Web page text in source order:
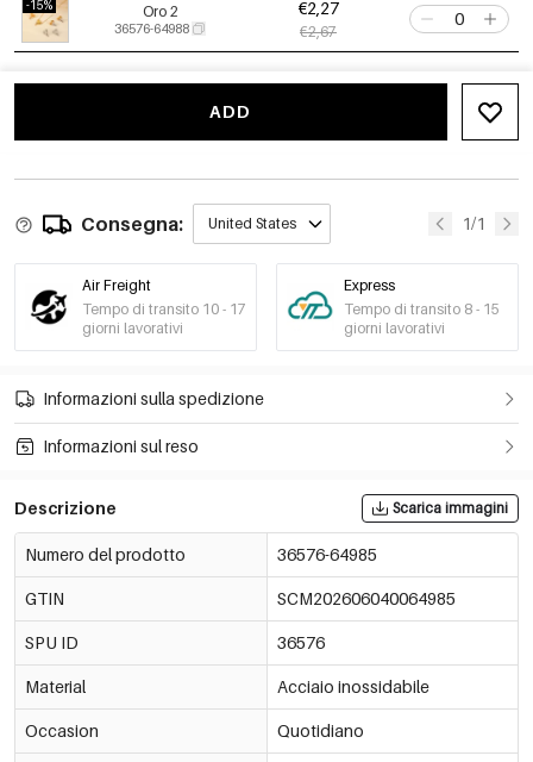
-15% Oro 2
36576-64988
€2,27
€2,67
ADD
Consegna: United States 1/1
Air Freight
Tempo di transito 10 - 17
giorni lavorativi
Express
Tempo di transito 8 - 15
giorni lavorativi
Informazioni sulla spedizione
Informazioni sul reso
Descrizione Scarica immagini
Numero del prodotto 36576-64985
GTIN SCM202606040064985
SPU ID 36576
Material Acciaio inossidabile
Occasion Quotidiano